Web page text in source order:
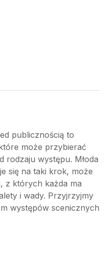
publicznością to
może przybierać
rodzaju występu. Młoda
się na taki krok, może
z których każda ma
i wady. Przyjrzyjmy
występów scenicznych